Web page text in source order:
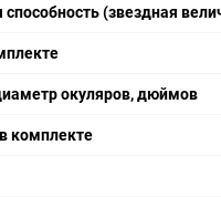
(звездная
окуляров, дюймов
комплекте